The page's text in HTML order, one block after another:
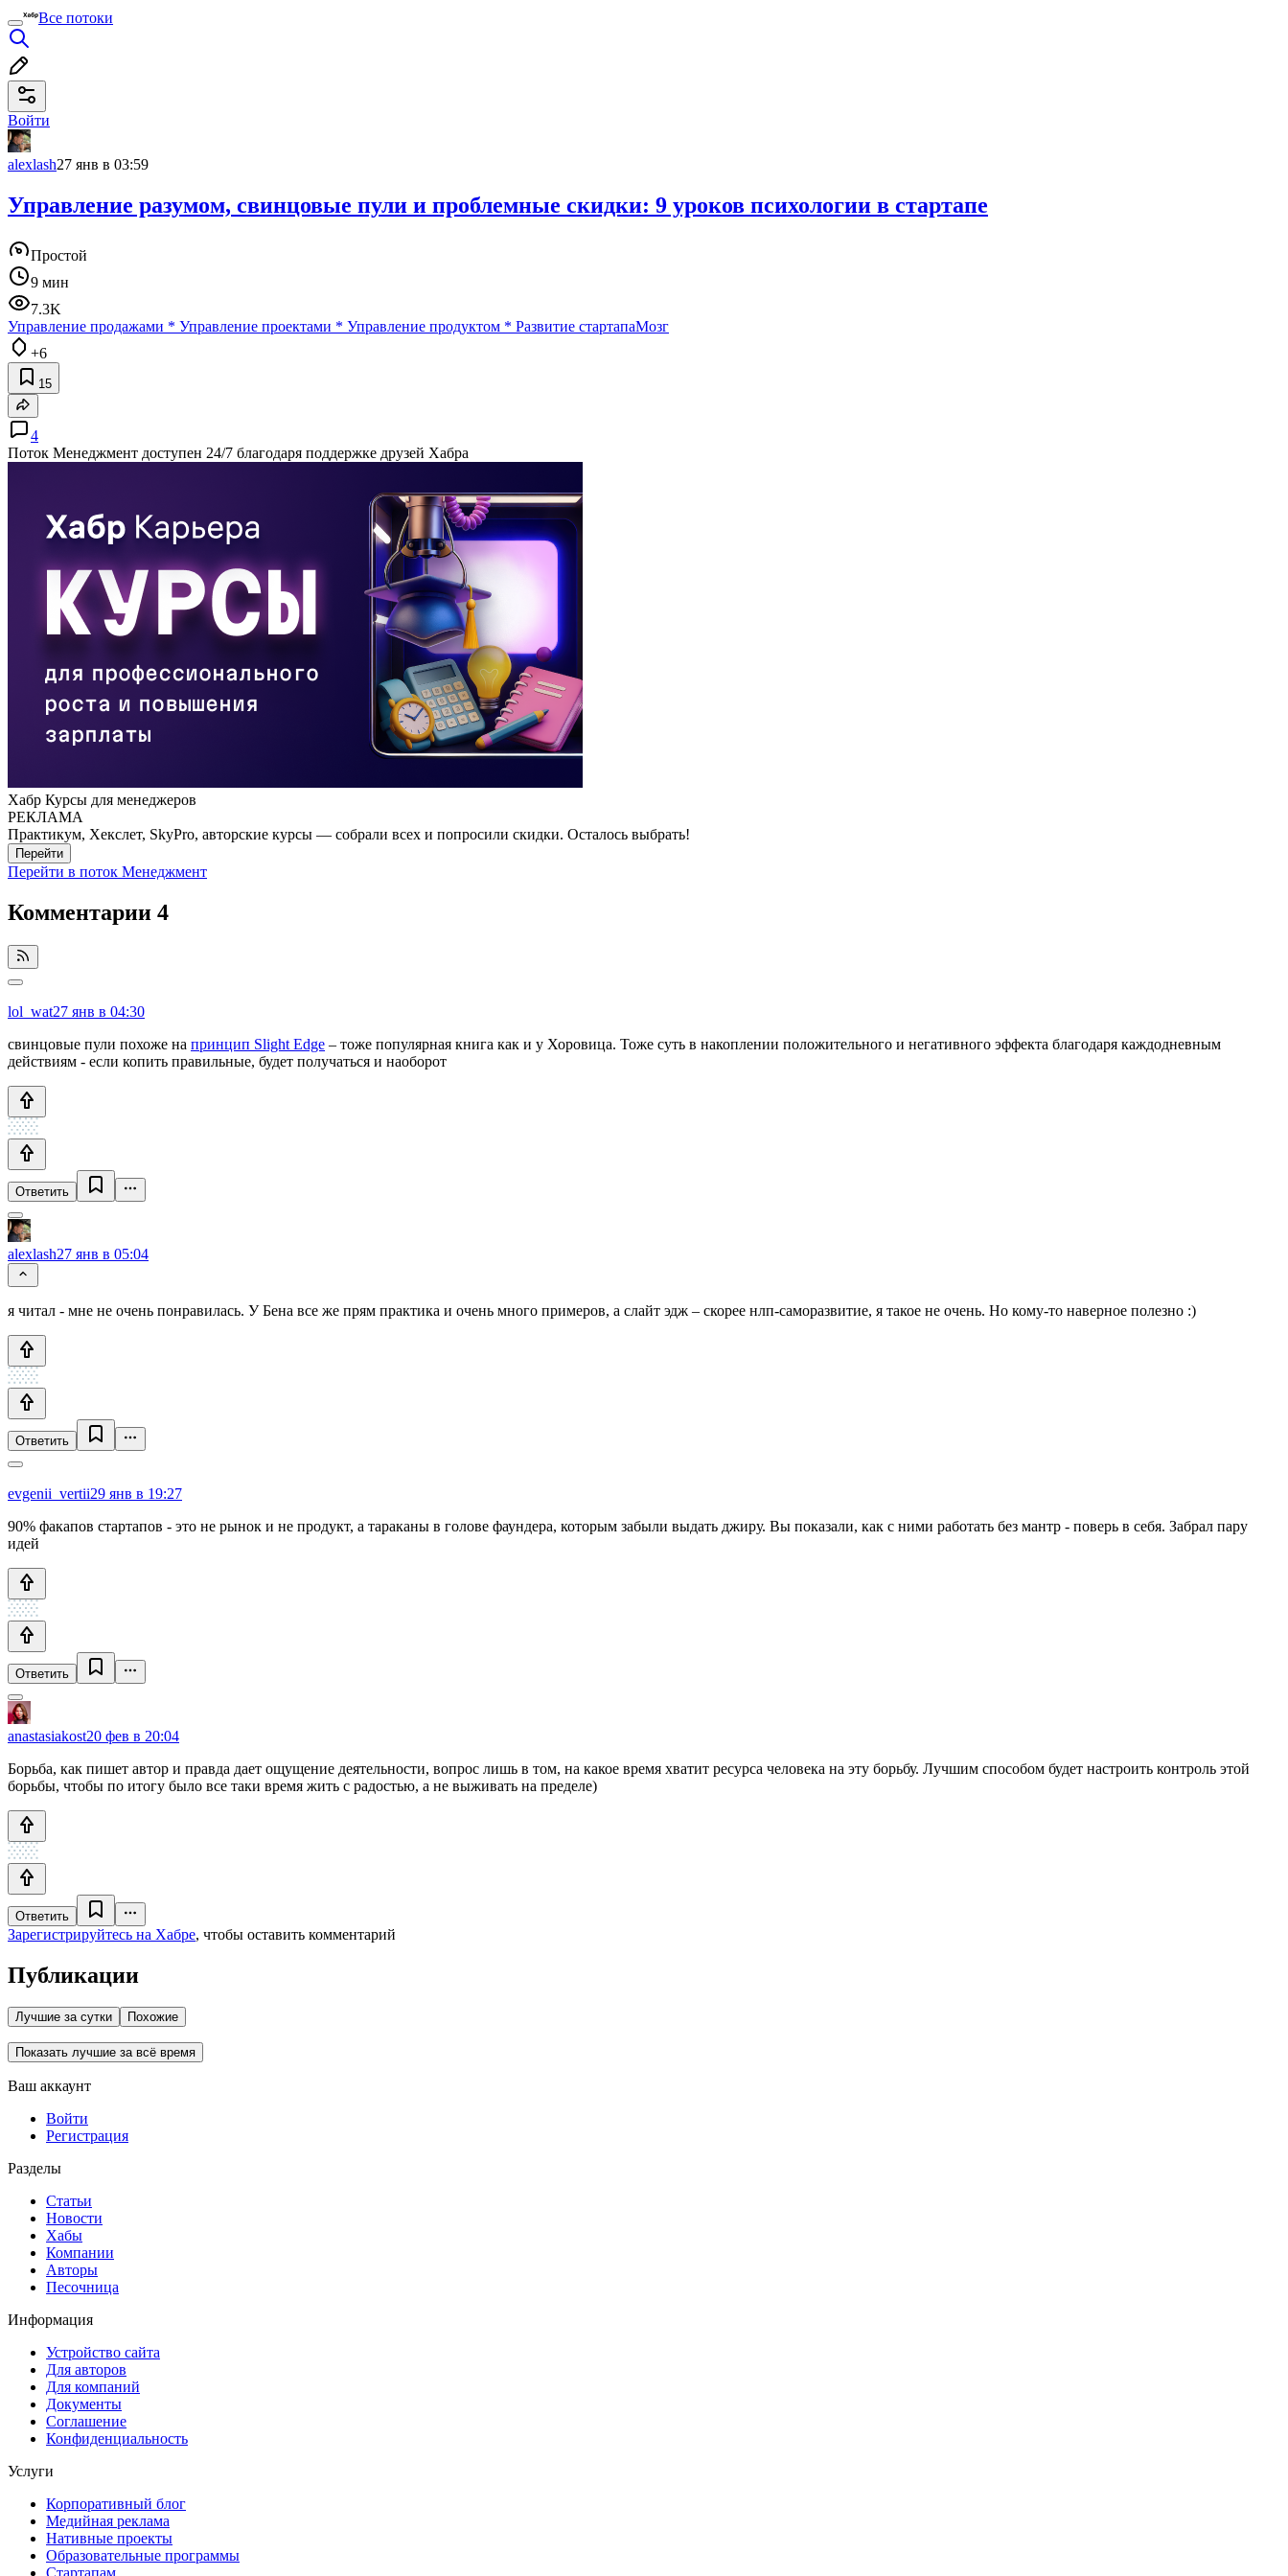
Все потоки
Войти
alexlash27 янв в 03:59
Управление разумом, свинцовые пули и проблемные скидки: 9 уроков психологии в стартапе
Простой
9 мин
7.3K
Управление продажами * Управление проектами * Управление продуктом * Развитие стартапаМозг
+6
15
4
Поток Менеджмент доступен 24/7 благодаря поддержке друзей Хабра
Хабр Курсы для менеджеров
РЕКЛАМА
Практикум, Хекслет, SkyPro, авторские курсы — собрали всех и попросили скидки. Осталось выбрать!
Перейти
Перейти в поток Менеджмент
Комментарии 4
lol_wat27 янв в 04:30
свинцовые пули похоже на принцип Slight Edge – тоже популярная книга как и у Хоровица. Тоже суть в накоплении положительного и негативного эффекта благодаря каждодневным
действиям - если копить правильные, будет получаться и наоборот
Ответить
alexlash27 янв в 05:04
я читал - мне не очень понравилась. У Бена все же прям практика и очень много примеров, а слайт эдж – скорее нлп-саморазвитие, я такое не очень. Но кому-то наверное полезно :)
Ответить
evgenii_vertii29 янв в 19:27
90% факапов стартапов - это не рынок и не продукт, а тараканы в голове фаундера, которым забыли выдать джиру. Вы показали, как с ними работать без мантр - поверь в себя. Забрал пару
идей
Ответить
anastasiakost20 фев в 20:04
Борьба, как пишет автор и правда дает ощущение деятельности, вопрос лишь в том, на какое время хватит ресурса человека на эту борьбу. Лучшим способом будет настроить контроль этой
борьбы, чтобы по итогу было все таки время жить с радостью, а не выживать на пределе)
Ответить
Зарегистрируйтесь на Хабре, чтобы оставить комментарий
Публикации
Лучшие за сутки Похожие
Показать лучшие за всё время
Ваш аккаунт
Войти
Регистрация
Разделы
Статьи
Новости
Хабы
Компании
Авторы
Песочница
Информация
Устройство сайта
Для авторов
Для компаний
Документы
Соглашение
Конфиденциальность
Услуги
Корпоративный блог
Медийная реклама
Нативные проекты
Образовательные программы